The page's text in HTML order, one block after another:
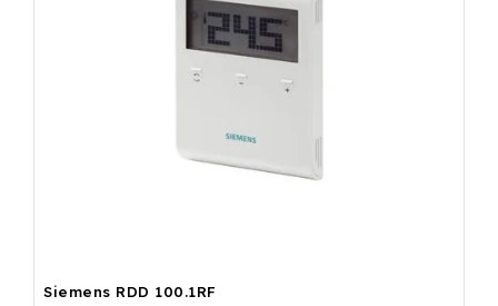
Siemens RDD 100.1RF